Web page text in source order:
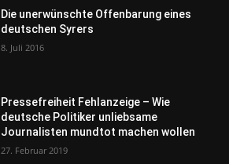
Die unerwünschte Offenbarung eines
deutschen Syrers
8. Juli 2016
Pressefreiheit Fehlanzeige – Wie
deutsche Politiker unliebsame
Journalisten mundtot machen wollen
27. Februar 2019